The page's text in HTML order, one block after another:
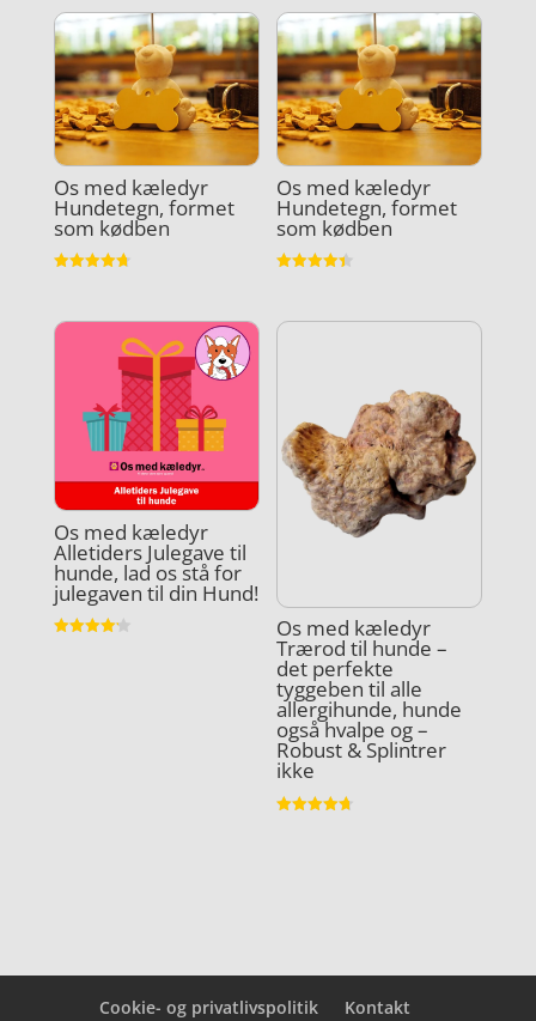
Os med kæledyr
Hundetegn, formet
som kødben
Os med kæledyr
Hundetegn, formet
som kødben
Os med kæledyr
Alletiders Julegave til
hunde, lad os stå for
julegaven til din Hund!
Os med kæledyr
Trærod til hunde –
det perfekte
tyggeben til alle
allergihunde, hunde
også hvalpe og –
Robust & Splintrer
ikke
Cookie- og privatlivspolitik Kontakt